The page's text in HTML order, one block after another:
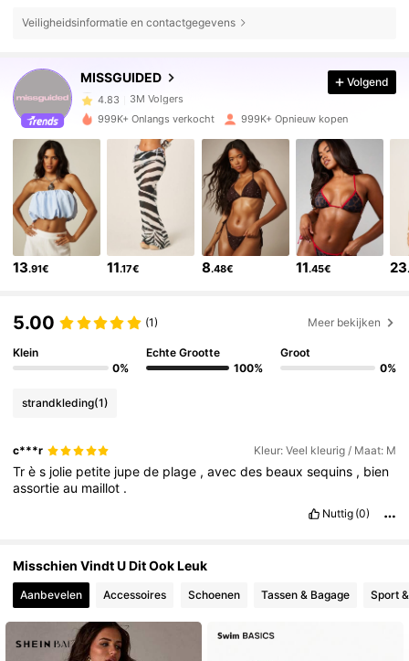
Veiligheidsinformatie en contactgegevens
MISSGUIDED
4.83 3M Volgers
3M Volgers
3M Volgers
4.83 3M Volgers
4.83 3M Volgers
4.83
Volgend
999K+ Onlangs verkocht 999K+ Opnieuw kopen
13.91€ 11.17€ 8.48€ 11.45€ 23
5.00 (1) Meer bekijken
Klein
0%
Echte Grootte
100%
Groot
0%
strandkleding(1)
c***r Kleur: Veel kleurig / Maat: M
Très jolie petite jupede plage ,avecdes beauxsequins , bien
assortieau maillot .
Nuttig (0)
Misschien Vindt U Dit Ook Leuk
Aanbevelen Accessoires Schoenen Tassen & Bagage Sport